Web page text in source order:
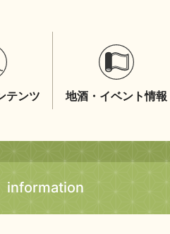
テンツ 地酒・イベント情報
information